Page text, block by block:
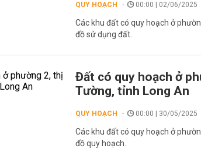
QUY HOẠCH 00:00 | 02/06/2025
Các khu đất có quy hoạch ở
đồ sử dụng đất.
Đất có quy hoạch ở
Tường, tỉnh Long An
QUY HOẠCH 00:00 | 30/05/2025
Các khu đất có quy hoạch ở
đồ quy hoạch.